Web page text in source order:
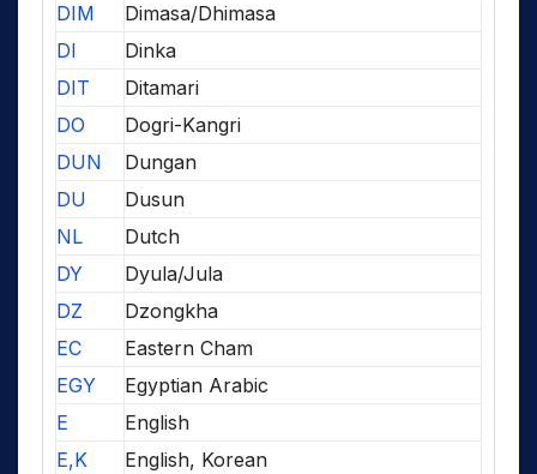
DIM
Dimasa/Dhimasa
DI
Dinka
DIT
Ditamari
DO
Dogri-Kangri
DUN
Dungan
DU
Dusun
NL
Dutch
DY
Dyula/Jula
DZ
Dzongkha
EC
Eastern Cham
EGY
Egyptian Arabic
E
English
E,K
English, Korean